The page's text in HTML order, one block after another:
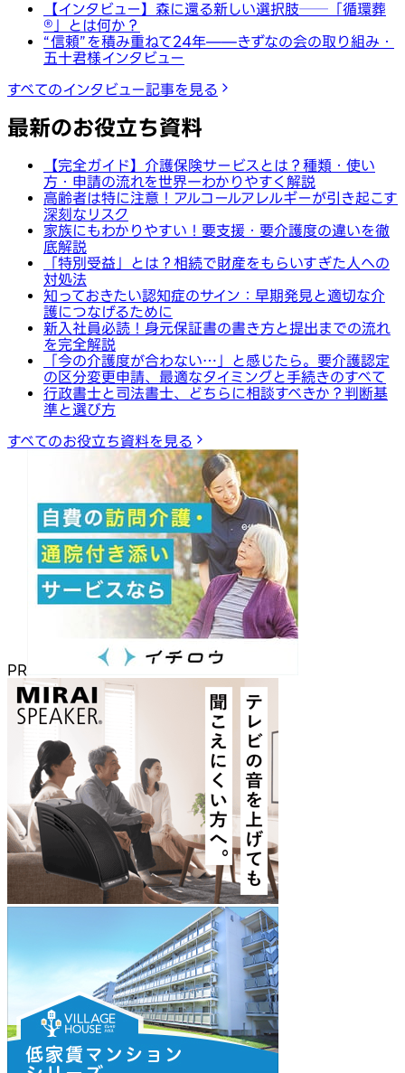
【インタビュー】森に還る新しい選択肢──「循環葬
®︎」とは何か？
“信頼”を積み重ねて24年——きずなの会の取り組み・
五十君様インタビュー
すべてのインタビュー記事を見る
最新のお役立ち資料
【完全ガイド】介護保険サービスとは？種類・使い
方・申請の流れを世界一わかりやすく解説
高齢者は特に注意！アルコールアレルギーが引き起こす
深刻なリスク
家族にもわかりやすい！要支援・要介護度の違いを徹
底解説
「特別受益」とは？相続で財産をもらいすぎた人への
対処法
知っておきたい認知症のサイン：早期発見と適切な介
護につなげるために
新入社員必読！身元保証書の書き方と提出までの流れ
を完全解説
「今の介護度が合わない…」と感じたら。要介護認定
の区分変更申請、最適なタイミングと手続きのすべて
行政書士と司法書士、どちらに相談すべきか？判断基
準と選び方
すべてのお役立ち資料を見る
PR